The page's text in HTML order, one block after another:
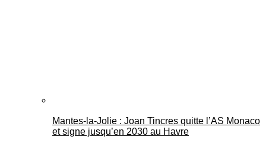
Mantes-la-Jolie : Joan Tincres quitte l’AS Monaco
et signe jusqu’en 2030 au Havre